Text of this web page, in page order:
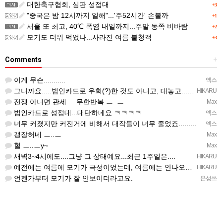
+3
대한축구협회, 심판 성접대
+1
"중국은 밤 12시까지 일해"...'주52시간' 손볼까
+2
서울 또 최고, 40℃ 폭염 내일까지...주말 동쪽 비바람
+3
모기도 더위 먹었나...사라진 여름 불청객
+
Comments
엑스
이게 무슨...........
HIKARU
그니까요.....법인카드로 우회(?)한 것도 아니고, 대놓고...ㅋ ㅋ)
Max
전쟁 아니면 관세.... 무한반복 ㅡ..ㅡ
엑스
법인카드로 성접대...대단하네요 ㅋㅋㅋㅋ
엑스
너무 커졌지만 커진거에 비해서 대작들이 너무 줄었죠.........
Max
갱장허네 ㅡ..ㅡ
Max
헐 ㅡ..ㅡy~
HIKARU
새벽3~4시에도....그냥 그 상태예요...최근 1주일은....
HIKARU
예전에는 여름에 모기가 극성이었는데, 여름에는 안나오는 것 같은.....ㅎ ㅎ)
은성쓰
언젠가부터 모기가 잘 안보이더라고요.